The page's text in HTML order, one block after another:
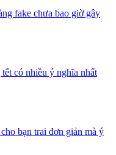
fake chưa bao giờ gây
có nhiều ý nghĩa nhất
bạn trai đơn giản mà ý